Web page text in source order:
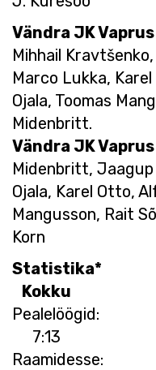
Vändra JK Vaprus
Mihhail
Marco Lukka,
Ojala, Toomas
Midenbritt.
Vändra JK Vaprus
Midenbritt, Jaagup
Ojala, Karel Otto,
Mangusson, Rait
Korn
Statistika* I
Kokku
7:13